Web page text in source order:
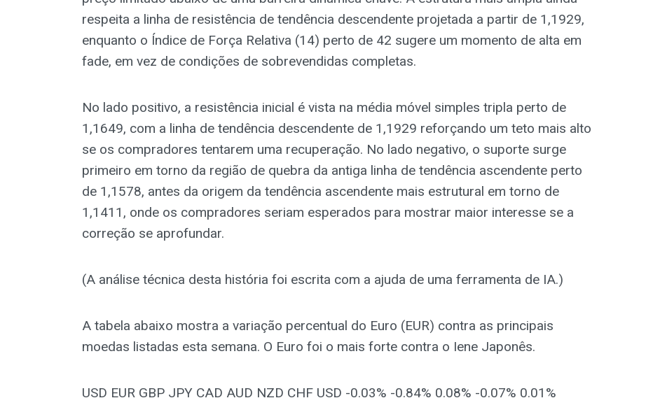
respeita a linha de resistência de tendência descendente projetada a partir de 1,1929,
enquanto o Índice de Força Relativa (14) perto de 42 sugere um momento de alta em
fade, em vez de condições de sobrevendidas completas.
No lado positivo, a resistência inicial é vista na média móvel simples tripla perto de
1,1649, com a linha de tendência descendente de 1,1929 reforçando um teto mais alto
se os compradores tentarem uma recuperação. No lado negativo, o suporte surge
primeiro em torno da região de quebra da antiga linha de tendência ascendente perto
de 1,1578, antes da origem da tendência ascendente mais estrutural em torno de
1,1411, onde os compradores seriam esperados para mostrar maior interesse se a
correção se aprofundar.
(A análise técnica desta história foi escrita com a ajuda de uma ferramenta de IA.)
A tabela abaixo mostra a variação percentual do Euro (EUR) contra as principais
moedas listadas esta semana. O Euro foi o mais forte contra o Iene Japonês.
USD EUR GBP JPY CAD AUD NZD CHF USD -0.03% -0.84% 0.08% -0.07% 0.01%